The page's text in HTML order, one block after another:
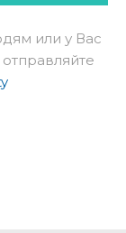
или у Вас